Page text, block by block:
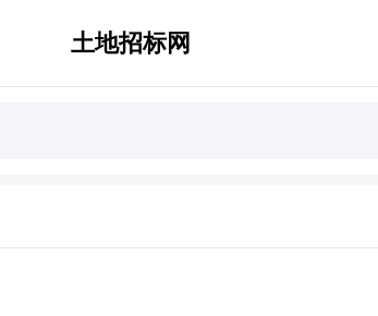
土地招标网